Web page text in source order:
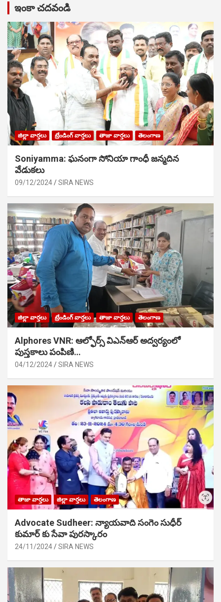
ఇంకా చదవండి
జిల్లా వార్తలు ట్రేండింగ్ వార్తలు తాజా వార్తలు తెలంగాణ
Soniyamma: ఘ‌నంగా సోనియా గాంధీ జ‌న్మ‌దిన
వేడుక‌లు
09/12/2024 SIRA NEWS
జిల్లా వార్తలు ట్రేండింగ్ వార్తలు తాజా వార్తలు తెలంగాణ
Alphores VNR: ఆల్ఫోర్స్ విఎన్ఆర్ అద్వర్యంలో
పుస్తకాలు పంపిణి…
04/12/2024 SIRA NEWS
తాజా వార్తలు జిల్లా వార్తలు తెలంగాణ
Advocate Sudheer: న్యాయవాది సంగెం సుధీర్
కుమార్ కు సేవా పురస్కారం
24/11/2024 SIRA NEWS